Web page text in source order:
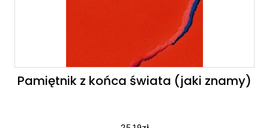
Pamiętnik z końca świata (jaki znamy)